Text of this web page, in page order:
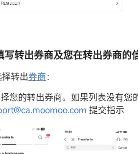
写转出券商及您在转出券商的
转出券商：
您的转出券商。如果列表没有您
提交指示